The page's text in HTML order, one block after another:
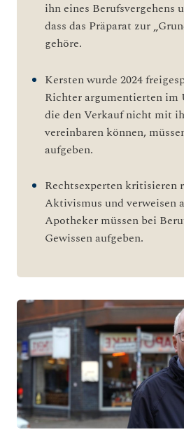
ihn eines Berufsvergehens
dass das Präparat zur
gehöre.
Kersten wurde 2024
Richter argumentierten im
die den Verkauf nicht mit
vereinbaren können,
aufgeben.
Rechtsexperten kritisieren
Aktivismus und verweisen
Apotheker müssen bei
Gewissen aufgeben.